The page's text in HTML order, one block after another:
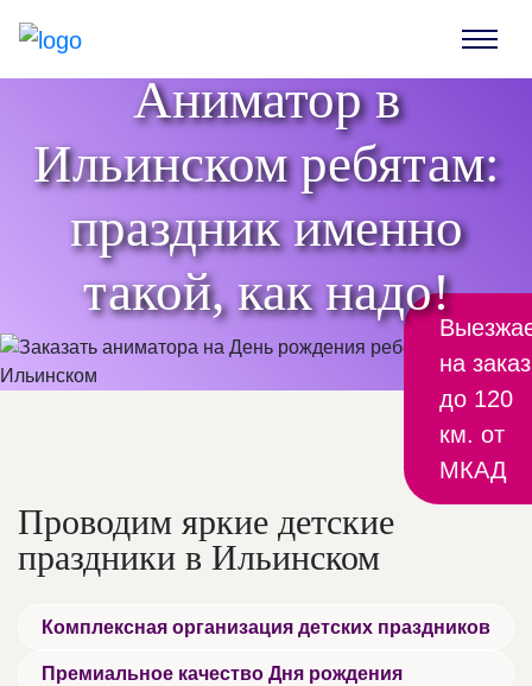
Аниматор в
Ильинском ребятам:
праздник именно
такой, как надо!
на заказ
до 120
км. от
МКАД
Проводим яркие детские
праздники в Ильинском
Комплексная организация детских праздников
Премиальное качество Дня рождения